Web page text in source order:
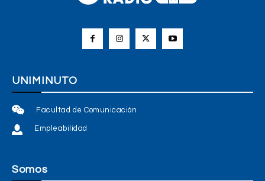
UNIMINUTO
Facultad de Comunicación
Empleabilidad
Somos